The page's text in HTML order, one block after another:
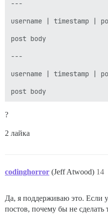
*
    }
    public void intro() {
---
username | timestamp |
post body
---
username | timestamp |
?
2 лайка
codinghorror (Jeff Atwood) 14
Да, я поддерживаю это. Если
постов, почему бы не сделать